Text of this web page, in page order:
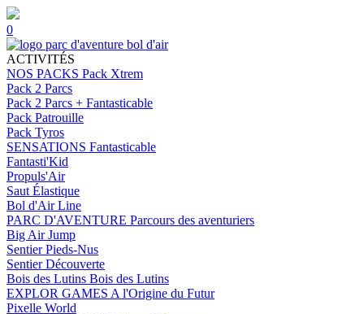
0
ACTIVITÉS
NOS PACKS Pack Xtrem
Pack 2 Parcs
Pack 2 Parcs + Fantasticable
Pack Patrouille
Pack Tyros
SENSATIONS Fantasticable
Fantasti'Kid
Propuls'Air
Saut Élastique
Bol d'Air Line
PARC D'AVENTURE Parcours des aventuriers
Big Air Jump
Sentier Pieds-Nus
Sentier Découverte
Bois des Lutins Bois des Lutins
EXPLOR GAMES A l'Origine du Futur
Pixelle World